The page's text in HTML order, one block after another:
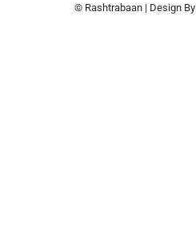
© Rashtrabaan | Design By